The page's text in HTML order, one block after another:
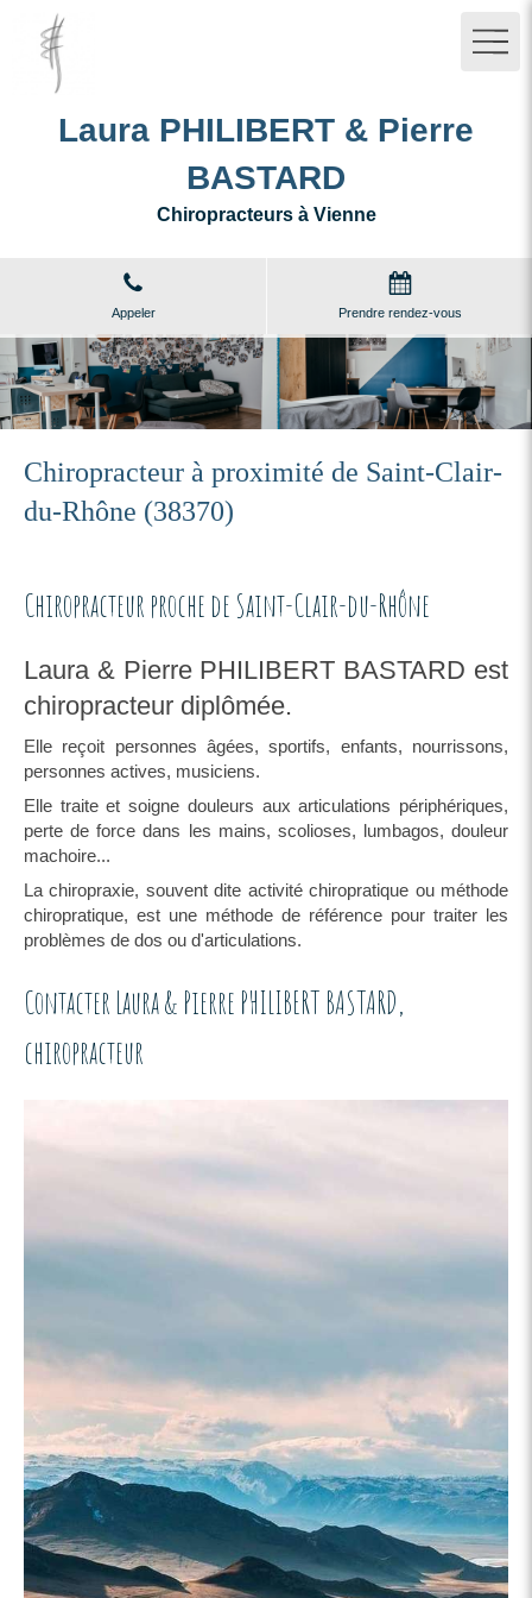
Laura PHILIBERT & Pierre
BASTARD
Chiropracteurs à Vienne
Appeler Prendre rendez-vous
Chiropracteur à proximité de Saint-Clair-
du-Rhône (38370)
Chiropracteur proche de Saint-Clair-du-Rhône
Laura & Pierre PHILIBERT BASTARD est
chiropracteur diplômée.
Elle reçoit personnes âgées, sportifs, enfants, nourrissons,
personnes actives, musiciens.
Elle traite et soigne douleurs aux articulations périphériques,
perte de force dans les mains, scolioses, lumbagos, douleur
machoire...
La chiropraxie, souvent dite activité chiropratique ou méthode
chiropratique, est une méthode de référence pour traiter les
problèmes de dos ou d'articulations.
Contacter Laura & Pierre PHILIBERT BASTARD,
chiropracteur